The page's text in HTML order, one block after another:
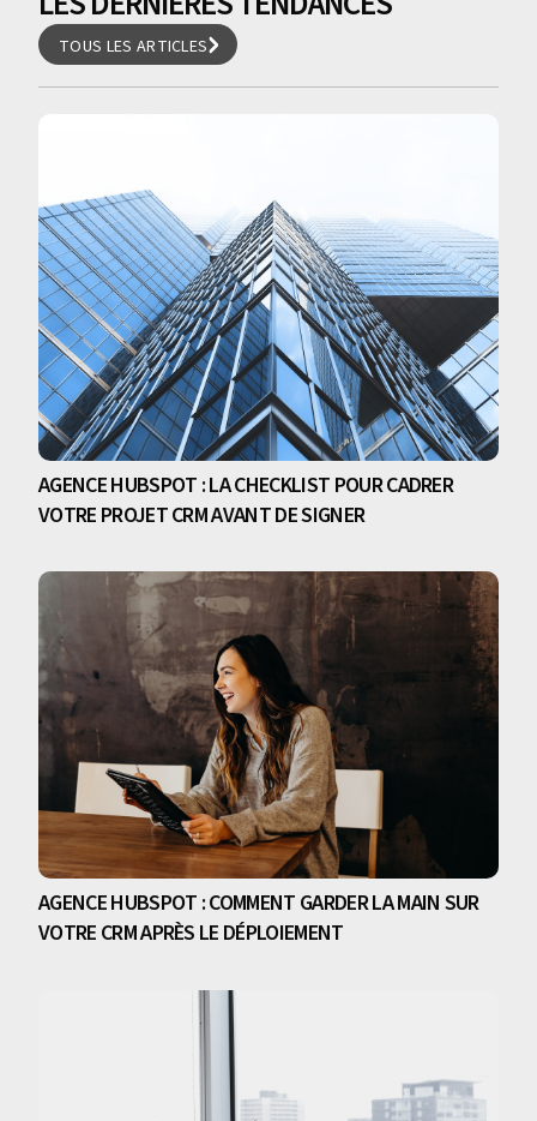
TOUS LES ARTICLES
TOUS LES ARTICLES
AGENCE HUBSPOT : LA CHECKLIST POUR CADRER
VOTRE PROJET CRM AVANT DE SIGNER
AGENCE HUBSPOT : COMMENT GARDER LA MAIN SUR
VOTRE CRM APRÈS LE DÉPLOIEMENT